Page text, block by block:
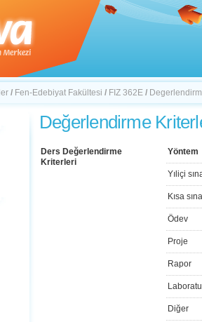
/ Fen-Edebiyat Fakültesi / FIZ 362E /
Değerlendirme
Ders Değerlendirme
Kriterleri
Yöntem
Yıliçi
Kısa
Ödev
Proje
Rapor
Diğer